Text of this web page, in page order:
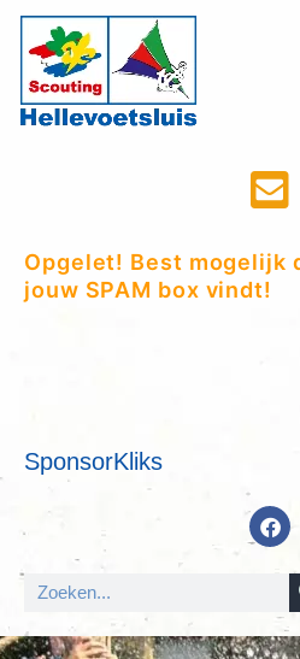
Opgelet! Best mogelijk
jouw SPAM box vindt!
SponsorKliks